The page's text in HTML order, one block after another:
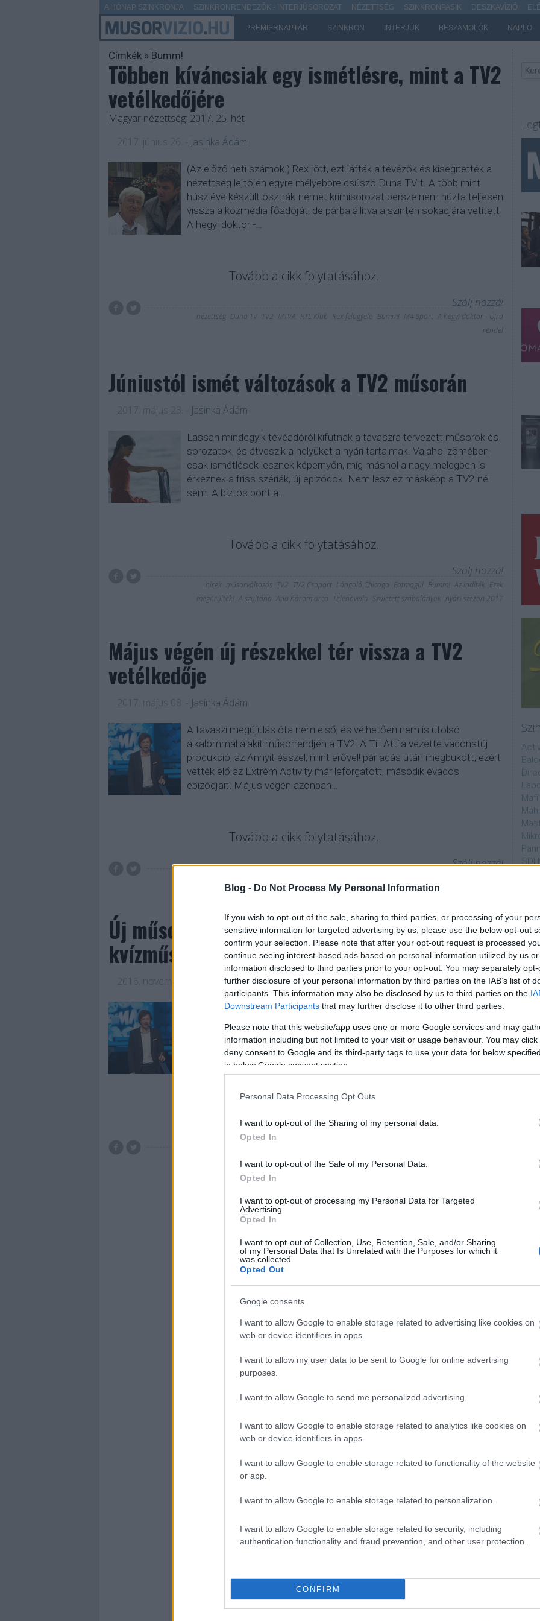
Blog - Do Not Process My Personal Information
If you wish to opt-out of the sale, sharing to third parties, or processing of your
sensitive information for targeted advertising by us, please use the below opt-out
confirm your selection. Please note that after your opt-out request is processed
continue seeing interest-based ads based on personal information utilized by us
information disclosed to third parties prior to your opt-out. You may separately
further disclosure of your personal information by third parties on the IAB’s list of
participants. This information may also be disclosed by us to third parties on the
Downstream Participants that may further disclose it to other third parties.
Please note that this website/app uses one or more Google services and may
information including but not limited to your visit or usage behaviour. You may
deny consent to Google and its third-party tags to use your data for below
in below Google consent section.
Personal Data Processing Opt Outs
I want to opt-out of the Sharing of my personal data.
Opted In
I want to opt-out of the Sale of my Personal Data.
Opted In
I want to opt-out of processing my Personal Data for Targeted
Advertising.
Opted In
I want to opt-out of Collection, Use, Retention, Sale, and/or Sharing
of my Personal Data that Is Unrelated with the Purposes for which it
was collected.
Opted Out
Google consents
I want to allow Google to enable storage related to advertising like cookies on
web or device identifiers in apps.
I want to allow my user data to be sent to Google for online advertising
purposes.
I want to allow Google to send me personalized advertising.
I want to allow Google to enable storage related to analytics like cookies on
web or device identifiers in apps.
I want to allow Google to enable storage related to functionality of the website
or app.
I want to allow Google to enable storage related to personalization.
I want to allow Google to enable storage related to security, including
authentication functionality and fraud prevention, and other user protection.
CONFIRM
PREMIERNAPTÁR SZINKRON INTERJÚK BESZÁMOLÓK NAPLÓ
A HÓNAP SZINKRONJA SZINKRONRENDEZŐK - INTERJÚSOROZAT NÉZETTSÉG SZINKRONPASIK DESZKAVÍZIÓ
Címkék» Bumm!
Többen kíváncsiak egy ismétlésre, mint a TV2
vetélkedőjére
Magyar nézettség: 2017. 25. hét
2017. június 26.
Jasinka Ádám
(Az előző heti számok.) Rex jött, ezt látták a tévézők és kisegítették a
nézettség lejtőjén egyre mélyebbre csúszó Duna TV-t. A több mint
húsz éve készült osztrák-német krimisorozat persze nem húzta teljesen
vissza a közmédia főadóját, de párba állítva a szintén sokadjára vetített
A hegyi doktor -…
Tovább a cikk folytatásához.
Szólj hozzá!
nézettség Duna TV TV2 MTVA RTL Klub Rex felügyelő Bumm! M4 Sport A hegyi doktor - Újra
rendel
Júniustól ismét változások a TV2 műsorán
2017. május 23. Jasinka Ádám
Lassan mindegyik tévéadóról kifutnak a tavaszra tervezett műsorok és
sorozatok, és átveszik a helyüket a nyári tartalmak. Valahol zömében
csak ismétlések lesznek képernyőn, míg máshol a nagy melegben is
érkeznek a friss szériák, új epizódok. Nem lesz ez másképp a TV2-nél
sem. A biztos pont a…
Tovább a cikk folytatásához.
Szólj hozzá!
hírek műsorváltozás TV2 TV2 Csoport Lángoló Chicago Fatmagül Bumm! Az indíték Ezek
megőrültek! A szultána Ana három arca Telenovella Született szobalányok nyári szezon 2017
Május végén új részekkel tér vissza a TV2
vetélkedője
2017. május 08. Jasinka Ádám
A tavaszi megújulás óta nem első, és vélhetően nem is utolsó
alkalommal alakít műsorrendjén a TV2. A Till Attila vezette vadonatúj
produkció, az Annyit ésszel, mint erővel! pár adás után megbukott, ezért
vették elő az Extrém Activity már leforgatott, második évados
epizódjait. Május végén azonban…
Tovább a cikk folytatásához.
Szólj hozzá!
Új műsorvezetővel tér vissza a TV2
kvízműsora
2016. november 03. Jasinka Ádám
A TV2-nek nem csak a tehetségkutató formátumokkal, hanem a
vetélkedőkkel sincs igazán szerencséje. Az újabb műsoraik közül Az 50
milliós játszma húzta a legtovább, míg a roppant drága Kocka
mérsékelten hozta csak lázba a tévézőket. Nem véletlen, hogy idén
nem a civil emberes, hanem a celebes…
SDI
AMC
A
A
játék
M4